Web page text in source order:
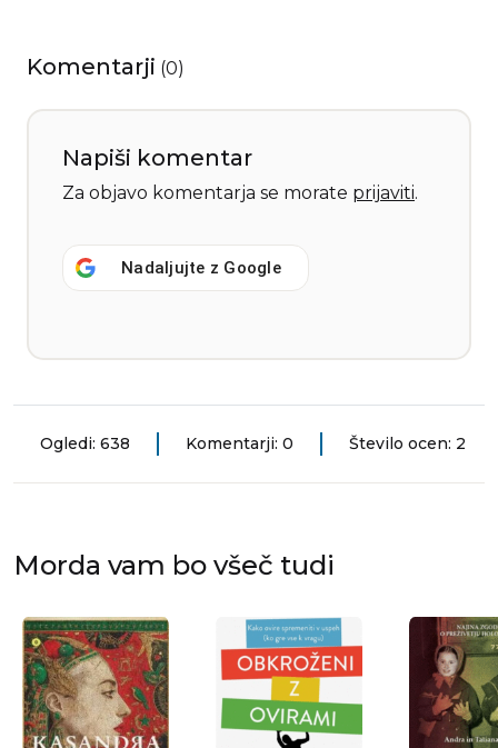
Komentarji (0)
Napiši komentar
Za objavo komentarja se morate prijaviti.
Nadaljujte z Google
Ogledi: 638 Komentarji: 0 Število ocen: 2
Morda vam bo všeč tudi